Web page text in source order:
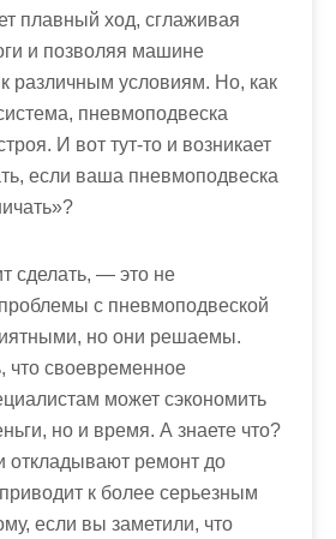
плавный ход, сглаживая
и позволяя машине
различным условиям. Но, как
пневмоподвеска
И вот тут-то и возникает
если ваша пневмоподвеска
сделать, — это не
с пневмоподвеской
но они решаемы.
что своевременное
может сэкономить
но и время. А знаете что?
откладывают ремонт до
к более серьезным
если вы заметили, что